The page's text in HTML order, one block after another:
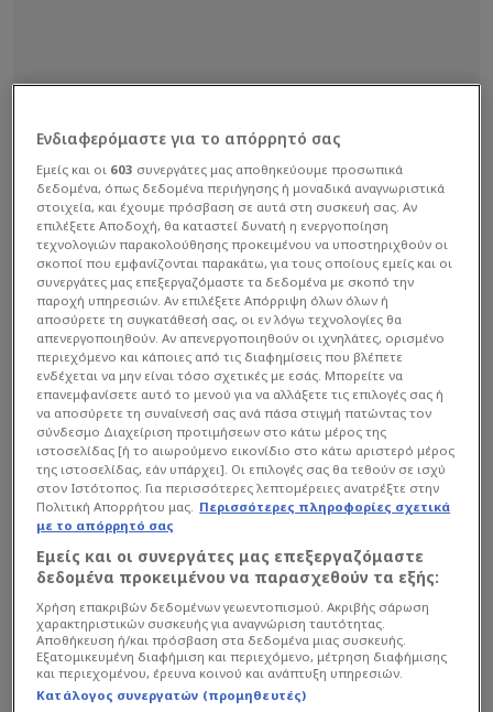
Παρόλα αυτά τις τελευταίες ημέρες έχει
επανέλθει στο ρεπορτάζ η πληροφορία για
ανάγκη απόκτησης ξένου τερματοφύλακα ο
οποίος στο πλάνο θα λογίζεται ως… τρίτος,
ωστόσο θα πρόκειται για πορτιέρε με εμπειρία,
που υπό προϋποθέσεις θα μπορούσε να σταθεί
ακόμα και βασικός. Κάτι που σημαίνει ότι εκτός
του Παπουδή, μπορεί οι Πειριαώτες να έχουν στα
Ενδιαφερόμαστε για το απόρρητό σας
Εμείς και οι 603 συνεργάτες μας αποθηκεύουμε προσωπικά
δεδομένα, όπως δεδομένα περιήγησης ή μοναδικά αναγνωριστικά
στοιχεία, και έχουμε πρόσβαση σε αυτά στη συσκευή σας. Αν
επιλέξετε Αποδοχή, θα καταστεί δυνατή η ενεργοποίηση
τεχνολογιών παρακολούθησης προκειμένου να υποστηριχθούν οι
σκοποί που εμφανίζονται παρακάτω, για τους οποίους εμείς και οι
συνεργάτες μας επεξεργαζόμαστε τα δεδομένα με σκοπό την
παροχή υπηρεσιών. Αν επιλέξετε Απόρριψη όλων όλων ή
αποσύρετε τη συγκατάθεσή σας, οι εν λόγω τεχνολογίες θα
απενεργοποιηθούν. Αν απενεργοποιηθούν οι ιχνηλάτες, ορισμένο
περιεχόμενο και κάποιες από τις διαφημίσεις που βλέπετε
ενδέχεται να μην είναι τόσο σχετικές με εσάς. Μπορείτε να
επανεμφανίσετε αυτό το μενού για να αλλάξετε τις επιλογές σας ή
να αποσύρετε τη συναίνεσή σας ανά πάσα στιγμή πατώντας τον
σύνδεσμο Διαχείριση προτιμήσεων στο κάτω μέρος της
ιστοσελίδας [ή το αιωρούμενο εικονίδιο στο κάτω αριστερό μέρος
της ιστοσελίδας, εάν υπάρχει]. Οι επιλογές σας θα τεθούν σε ισχύ
στον Ιστότοπος. Για περισσότερες λεπτομέρειες ανατρέξτε στην
Πολιτική Απορρήτου μας. Περισσότερες πληροφορίες σχετικά
με το απόρρητό σας
Εμείς και οι συνεργάτες μας επεξεργαζόμαστε
δεδομένα προκειμένου να παρασχεθούν τα εξής:
Χρήση επακριβών δεδομένων γεωεντοπισμού. Ακριβής σάρωση
χαρακτηριστικών συσκευής για αναγνώριση ταυτότητας.
Αποθήκευση ή/και πρόσβαση στα δεδομένα μιας συσκευής.
Εξατομικευμένη διαφήμιση και περιεχόμενο, μέτρηση διαφήμισης
και περιεχομένου, έρευνα κοινού και ανάπτυξη υπηρεσιών.
Κατάλογος συνεργατών (προμηθευτές)